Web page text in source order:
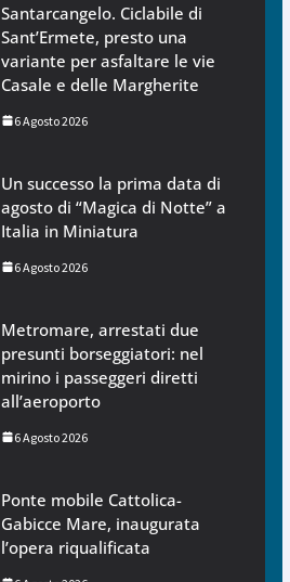
Santarcangelo. Ciclabile di
Sant’Ermete, presto una
variante per asfaltare le vie
Casale e delle Margherite
6 Agosto 2026
Un successo la prima data di
agosto di “Magica di Notte” a
Italia in Miniatura
6 Agosto 2026
Metromare, arrestati due
presunti borseggiatori: nel
mirino i passeggeri diretti
all’aeroporto
6 Agosto 2026
Ponte mobile Cattolica-
Gabicce Mare, inaugurata
l’opera riqualificata